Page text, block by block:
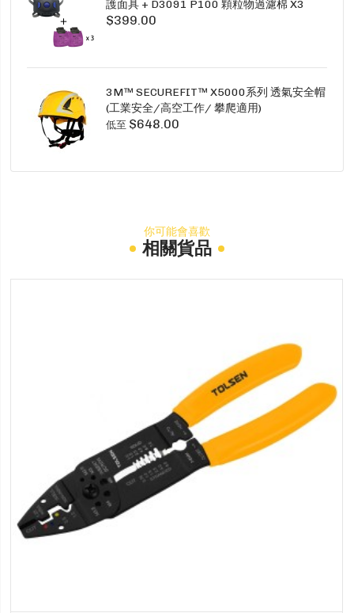
護面具 + D3091 P100 顆粒物過濾棉 X3
SECURE CLICK HF-802SD HF-800SD 系列
$399.00
3M™ SECUREFIT™ X5000系列 透氣安全帽
(工業安全/高空工作/ 攀爬適用)
低至 $648.00
你可能會喜歡
相關貨品